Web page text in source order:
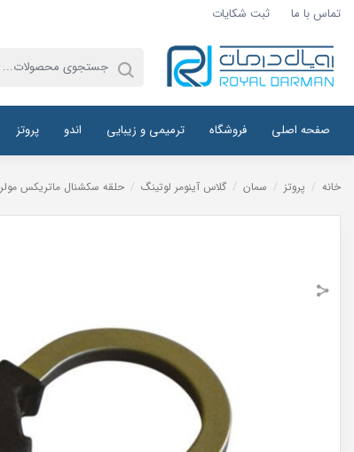
تماس با ما ثبت شکایات
صفحه اصلی فروشگاه ترمیمی و زیبایی اندو پروتز
خانه / پروتز / سمان / گلاس آینومر لوتینگ / حلقه سکشنال ماتریکس مولر Micerium Molar Ring